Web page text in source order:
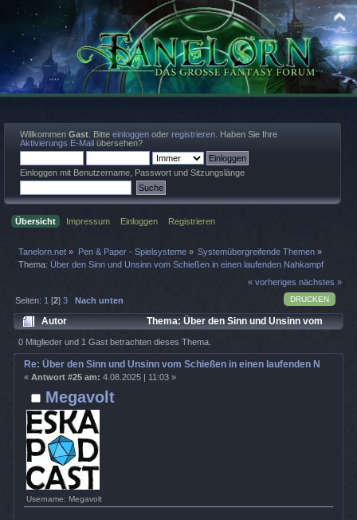
Willkommen Gast . Bitte einloggen oder registrieren . Haben Sie Ihre
Aktivierungs E-Mail übersehen?
Einloggen mit Benutzername, Passwort und Sitzungslänge
Übersicht Impressum Einloggen Registrieren
Tanelorn.net » Pen & Paper - Spielsysteme» Systemübergreifende Themen »
Thema:Über den Sinn und Unsinn vom Schießen in einen laufenden Nahkampf
« vorheriges nächstes »
DRUCKEN
Seiten: 1 [2]3 Nach unten
Autor
Thema: Über den Sinn und Unsinn vom
Schießen in einen laufenden Nahkampf (Gelesen 5680 mal)
0 Mitglieder und 1 Gast betrachten dieses Thema.
Megavolt
Username: Megavolt
Re: Über den Sinn und Unsinn vom Schießen in einen laufenden
« Antwort #25 am: 4.08.2025 | 11:03 »